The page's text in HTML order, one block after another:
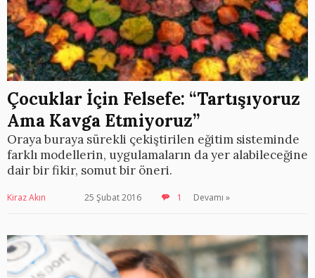
Çocuklar İçin Felsefe: “Tartışıyoruz
Ama Kavga Etmiyoruz”
Oraya buraya sürekli çekiştirilen eğitim sisteminde
farklı modellerin, uygulamaların da yer alabileceğine
dair bir fikir, somut bir öneri.
Kiraz Akın 25 Şubat 2016 1 Devamı »